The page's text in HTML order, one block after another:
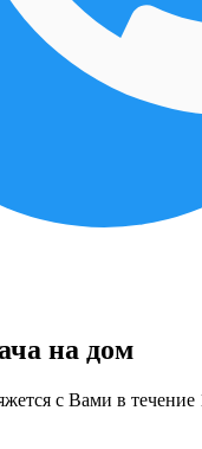
на дом
с Вами в течение